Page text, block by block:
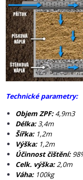
Technické parametry:
Objem ZPF: 4,9m3
Délka:3,4m
Šířka: 1,2m
Výška:1,2m
Účinnost čištění:
Celk. výška:2,0m
Váha: 100kg